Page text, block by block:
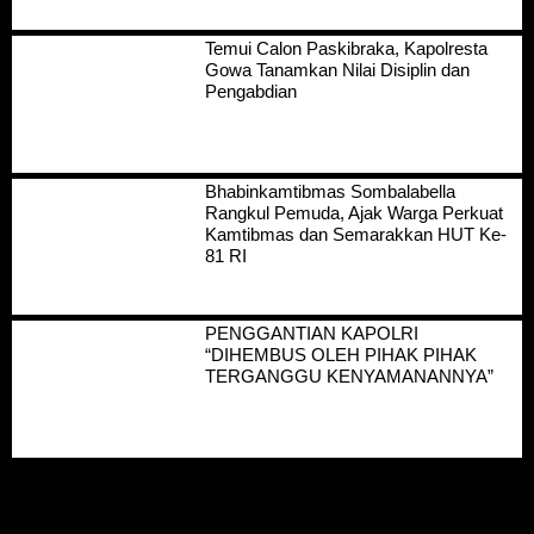
Temui Calon Paskibraka, Kapolresta
Gowa Tanamkan Nilai Disiplin dan
Pengabdian
Bhabinkamtibmas Sombalabella
Rangkul Pemuda, Ajak Warga Perkuat
Kamtibmas dan Semarakkan HUT Ke-
81 RI
PENGGANTIAN KAPOLRI
“DIHEMBUS OLEH PIHAK PIHAK
TERGANGGU KENYAMANANNYA”